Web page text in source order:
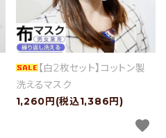
【白2枚セット】コットン製
洗えるマスク
1,260円(税込1,386円)
favorite